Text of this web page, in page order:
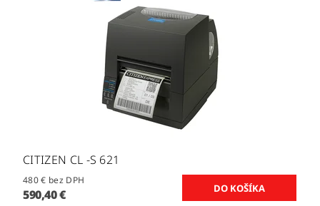
CITIZEN CL -S 621
480 € bez DPH
590,40 €